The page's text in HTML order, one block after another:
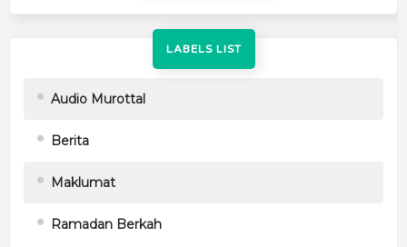
LABELS LIST
Audio Murottal
Berita
Maklumat
Ramadan Berkah